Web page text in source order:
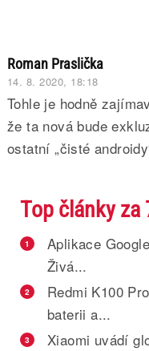
Roman Praslička
14. 8. 2020, 18:18
Tohle je hodně
že ta nová bude
ostatní „čisté
Top články za
1
Aplikace
Živá...
2
Redmi K100
baterii a...
3
Xiaomi uvádí